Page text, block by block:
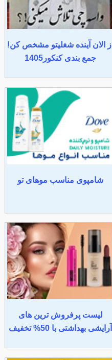
از الان آینده شغلیتو مشخص کن!
جمع بندی کنکور1405
شامپوی مناسب موهای تو
لیست پرفروش ترین های
آرایشی بهداشتی با 50% تخفیف